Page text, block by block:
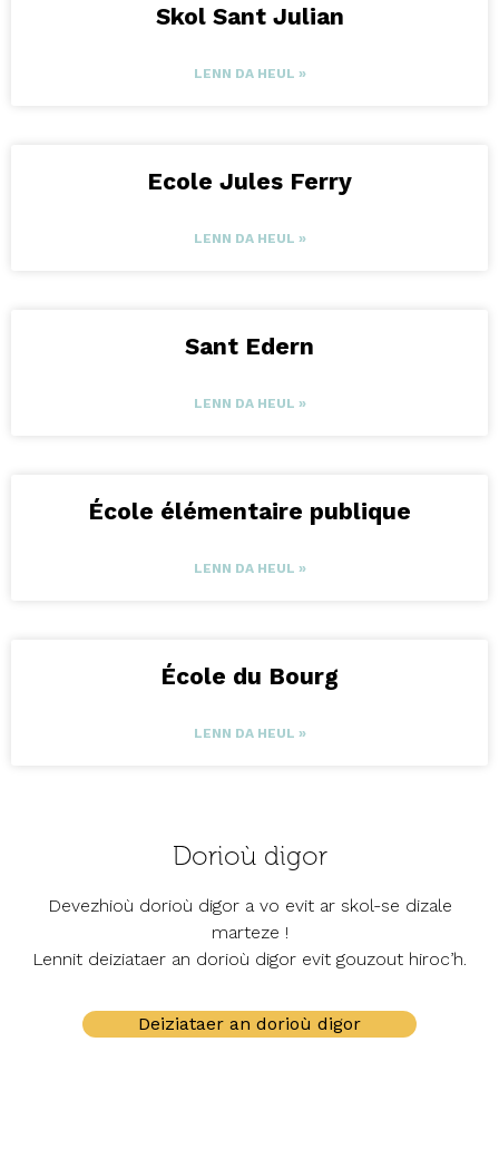
Skol Sant Julian
LENN DA HEUL »
Ecole Jules Ferry
LENN DA HEUL »
Sant Edern
LENN DA HEUL »
École élémentaire publique
LENN DA HEUL »
École du Bourg
LENN DA HEUL »
Dorioù digor
Devezhioù dorioù digor a vo evit ar skol-se dizale
marteze !
Lennit deiziataer an dorioù digor evit gouzout hiroc’h.
Deiziataer an dorioù digor